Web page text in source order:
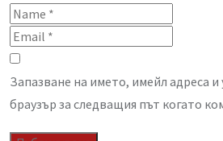
Запазване на името, имейл адреса и
браузър за следващия път когато